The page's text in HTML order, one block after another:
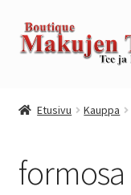
Siirry
navigointiin
Siirry
sisältöön
Kassa
Etusivu Kauppa
formosa